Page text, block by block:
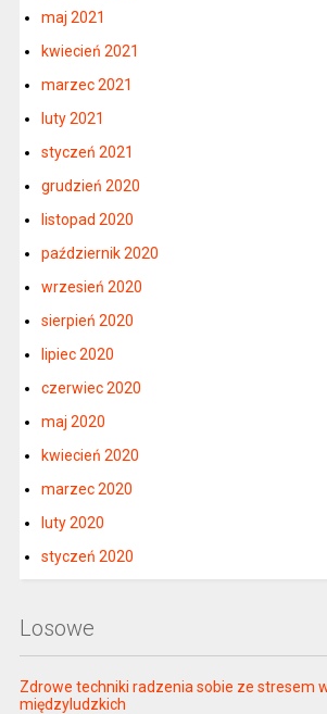
maj 2021
kwiecień 2021
marzec 2021
luty 2021
styczeń 2021
grudzień 2020
listopad 2020
październik 2020
wrzesień 2020
sierpień 2020
lipiec 2020
czerwiec 2020
maj 2020
kwiecień 2020
marzec 2020
luty 2020
styczeń 2020
Losowe
Zdrowe techniki radzenia sobie ze stresem
międzyludzkich